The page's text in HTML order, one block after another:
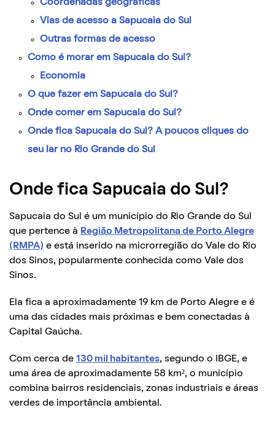
Coordenadas geográficas
Vias de acesso a Sapucaia do Sul
Outras formas de acesso
Como é morar em Sapucaia do Sul?
Economia
O que fazer em Sapucaia do Sul?
Onde comer em Sapucaia do Sul?
Onde fica Sapucaia do Sul? A poucos cliques do
seu lar no Rio Grande do Sul
Onde fica Sapucaia do Sul?
Sapucaia do Sul é um município do Rio Grande do Sul
que pertence à Região Metropolitana de Porto Alegre
(RMPA) e está inserido na microrregião do Vale do Rio
dos Sinos, popularmente conhecida como Vale dos
Sinos.
Ela fica a aproximadamente 19 km de Porto Alegre e é
uma das cidades mais próximas e bem conectadas à
Capital Gaúcha.
Com cerca de 130 mil habitantes, segundo o IBGE, e
uma área de aproximadamente 58 km², o município
combina bairros residenciais, zonas industriais e áreas
verdes de importância ambiental.